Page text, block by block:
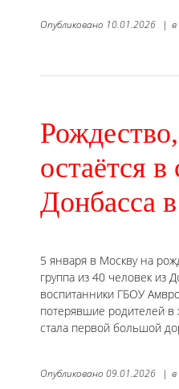
Опубликовано 10.01.2026 | в
остаётся в
Донбасса
5 января в Москву на
группа из 40 человек из
воспитанники ГБОУ
потерявшие родителей в
стала первой большой
Опубликовано 09.01.2026 | в